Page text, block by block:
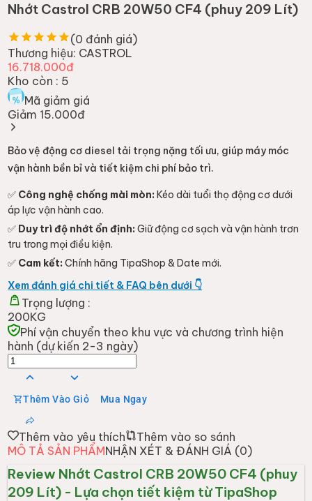
Nhớt Castrol CRB 20W50 CF4 (phuy 209 Lít)
(0 đánh giá)
Thương hiệu: CASTROL
16.718.000đ
Kho còn : 5
Mã giảm giá
Giảm 15.000đ
Bảo vệ động cơ diesel tải trọng nặng tối ưu, giúp máy móc
vận hành bền bỉ và tiết kiệm chi phí bảo trì.
✅ Công nghệ chống mài mòn: Kéo dài tuổi thọ động cơ dưới
áp lực vận hành cao.
✅ Duy trì độ nhớt ổn định: Giữ động cơ sạch và vận hành trơn
tru trong mọi điều kiện.
✅ Cam kết: Chính hãng TipaShop & Date mới.
Xem đánh giá chi tiết & FAQ bên dưới 👇
Trọng lượng :
200KG
Phí vận chuyển theo khu vực và chương trình hiện
hành (dự kiến 2-3 ngày)
Thêm Vào Giỏ Mua Ngay
Thêm vào yêu thích
Thêm vào so sánh
MÔ TẢ SẢN PHẨMNHẬN XÉT & ĐÁNH GIÁ (0)
Review Nhớt Castrol CRB 20W50 CF4 (phuy
209 Lít) - Lựa chọn tiết kiệm từ TipaShop